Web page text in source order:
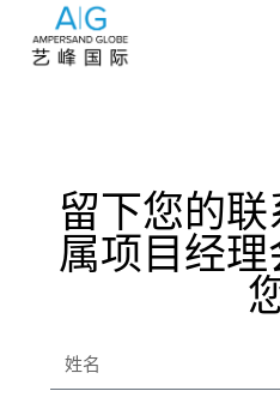
留下您的
属项目经